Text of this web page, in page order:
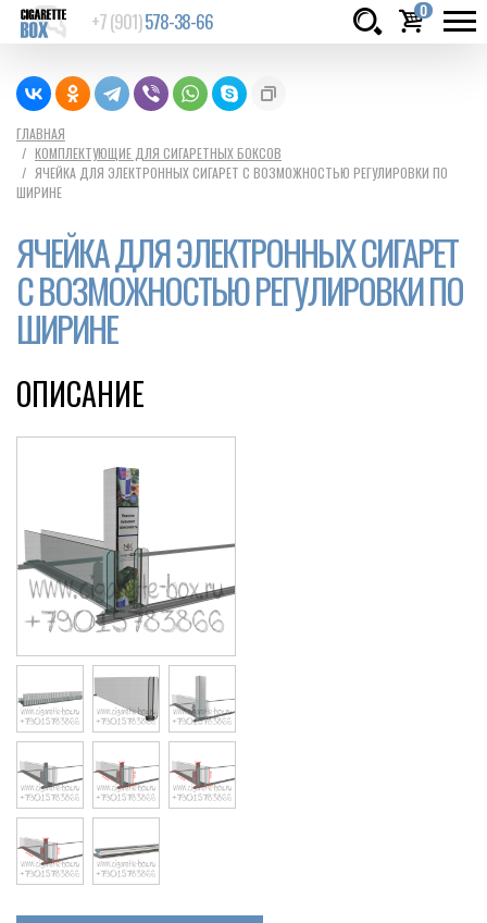
+7 (901)578-38-66 0
ГЛАВНАЯ
КОМПЛЕКТУЮЩИЕ ДЛЯ СИГАРЕТНЫХ БОКСОВ
ЯЧЕЙКА ДЛЯ ЭЛЕКТРОННЫХ СИГАРЕТ С ВОЗМОЖНОСТЬЮ РЕГУЛИРОВКИ ПО
ШИРИНЕ
ЯЧЕЙКА ДЛЯ ЭЛЕКТРОННЫХ СИГАРЕТ
С ВОЗМОЖНОСТЬЮ РЕГУЛИРОВКИ ПО
ШИРИНЕ
ОПИСАНИЕ